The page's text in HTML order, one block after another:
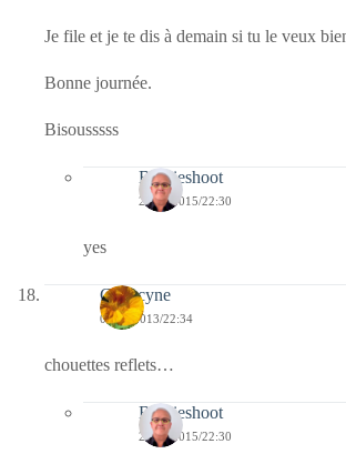
Je file et je te dis à demain si tu le veux
Bonne journée.
Bisousssss
Bernieshoot
20/01/2015/22:30
yes
Capucyne
04/02/2013/22:34
chouettes reflets…
Bernieshoot
20/01/2015/22:30